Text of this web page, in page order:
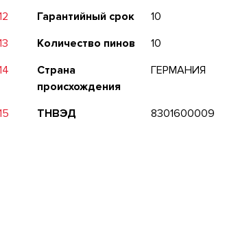
Гарантийный срок
10
Количество пинов
10
Страна
происхождения
ГЕРМАНИЯ
ТНВЭД 8301600009